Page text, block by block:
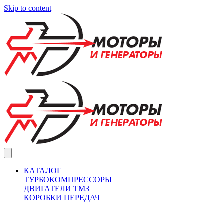
Skip to content
КАТАЛОГ
ТУРБОКОМПРЕССОРЫ
ДВИГАТЕЛИ ТМЗ
КОРОБКИ ПЕРЕДАЧ